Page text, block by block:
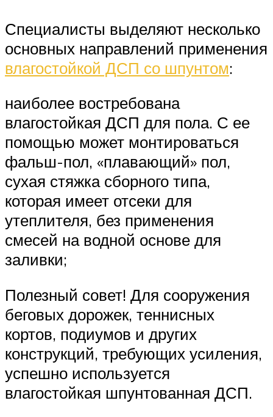
Специалисты выделяют несколько
основных направлений применения
влагостойкой ДСП со шпунтом:
наиболее востребована
влагостойкая ДСП для пола. С ее
помощью может монтироваться
фальш-пол, «плавающий» пол,
сухая стяжка сборного типа,
которая имеет отсеки для
утеплителя, без применения
смесей на водной основе для
заливки;
Полезный совет! Для сооружения
беговых дорожек, теннисных
кортов, подиумов и других
конструкций, требующих усиления,
успешно используется
влагостойкая шпунтованная ДСП.